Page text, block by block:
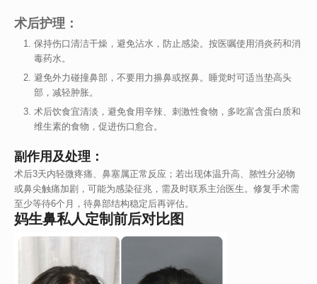
术后护理：
保持伤口清洁干燥，避免沾水，防止感染。按医嘱使用消炎药和消
毒药水。
避免外力碰撞鼻部，不要用力擤鼻或抠鼻。睡觉时可适当垫高头
部，减轻肿胀。
术后饮食宜清淡，避免食用辛辣、刺激性食物，多吃富含蛋白质和
维生素的食物，促进伤口愈合。
副作用及处理：
术后3天内轻微疼痛、鼻塞属正常反应；若出现体温升高、脓性分泌物
或鼻尖触痛加剧，可能为感染征兆，需及时联系主治医生。修复手术需
至少等待6个月，待鼻部结构稳定后再评估。
妈生鼻私人定制前后对比图